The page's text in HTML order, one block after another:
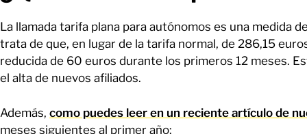
La llamada tarifa plana para autónomos es una medida
trata de que, en lugar de la tarifa normal, de 286,15
reducida de 60 euros durante los primeros 12 meses.
el alta de nuevos afiliados.
Además, como puedes leer en un reciente artículo de
meses siguientes al primer año: